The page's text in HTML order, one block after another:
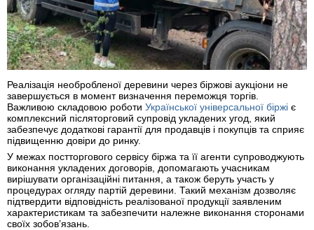
Реалізація необробленої деревини через біржові аукціони не
завершується в момент визначення переможця торгів.
Важливою складовою роботи Української універсальної біржі є
комплексний післяторговий супровід укладених угод, який
забезпечує додаткові гарантії для продавців і покупців та сприяє
підвищенню довіри до ринку.
У межах постторгового сервісу біржа та її агенти супроводжують
виконання укладених договорів, допомагають учасникам
вирішувати організаційні питання, а також беруть участь у
процедурах огляду партій деревини. Такий механізм дозволяє
підтвердити відповідність реалізованої продукції заявленим
характеристикам та забезпечити належне виконання сторонами
своїх зобов’язань.